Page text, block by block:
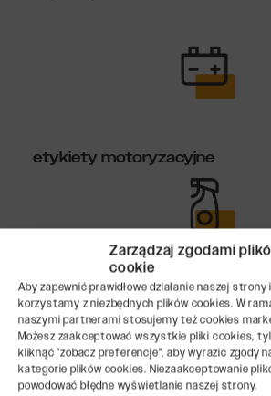
Zarządzaj zgodami
cookie
Aby zapewnić prawidłowe działanie naszej
korzystamy z niezbędnych plików cookies. W
naszymi partnerami stosujemy też cookies
Możesz zaakceptować wszystkie pliki cookies,
kliknąć "zobacz preferencje", aby wyrazić zgody
kategorie plików cookies. Niezaakceptowanie
powodować błędne wyświetlanie naszej strony.
etykiety motoryzacyjne
etykiety na chemię domową